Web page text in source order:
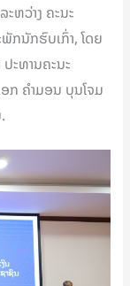
ຫວ່າງ ຄະນະ
ກນັກຮົບເກົ່າ, ໂດຍ
ະທານຄະນະ
ກ ຄຳມອນ ບຸນໂຈມ